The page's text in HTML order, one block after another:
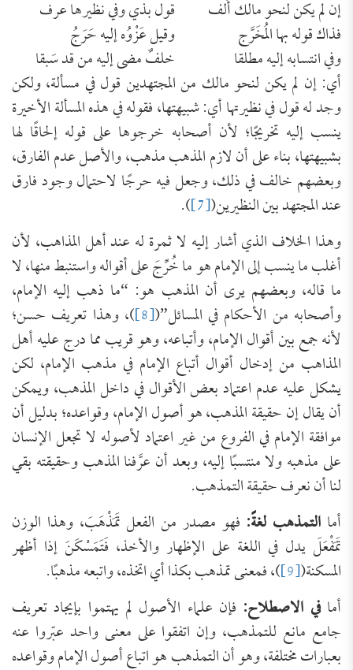
إن لم يكن لنحو مالك أُلف
قول بذي وفي نظيرها عرف
فذاك قوله بها المُخَرَّج وقيل عَزْوُه إليه حَرَجُ
وفي انتسابه إليه مطلقا خلفٌ مضى إليه من قد سَبقا
أي: إن لم يكن لنحو مالك من المجتهدين قول في مسألة، ولكن
وجد له قول في نظيرتها أي: شبيهتها، فقوله في هذه المسألة الأخيرة
ينسب إليه تخريجًا؛ لأن أصحابه خرجوها على قوله إلحاقًا لها
بشبيهتها، بناء على أن لازم المذهب مذهب، والأصل عدم الفارق،
وبعضهم خالف في ذلك، وجعل فيه حرجًا لاحتمال وجود فارق
عند المجتهد بين النظيرين([7]
).
وهذا الخلاف الذي أشار إليه لا ثمرة له عند أهل المذاهب، لأن
أغلب ما ينسب إلى الإمام هو ما خُرِّجَ على أقواله واستنبط منها، لا
ما قاله، وبعضهم يرى أن المذهب هو: “ما ذهب إليه الإمام،
وأصحابه من الأحكام في المسائل”([8] )، وهذا تعريف حسن؛
لأنه جمع بين أقوال الإمام، وأتباعه، وهو قريب مما درج عليه أهل
المذاهب من إدخال أقوال أتباع الإمام في مذهب الإمام، لكن
يشكل عليه عدم اعتماد بعض الأقوال في داخل المذهب، ويمكن
أن يقال إن حقيقة المذهب، هو أصول الإمام، وقواعده؛ بدليل أن
موافقة الإمام في الفروع من غير اعتماد لأصوله لا تجعل الإنسان
على مذهبه ولا منتسبًا إليه، وبعد أن عرَّفنا المذهب وحقيقته بقي
لنا أن نعرف حقيقة التمذهب.
أما التمذهب لغةً: فهو مصدر من الفعل تَمَذْهَبَ، وهذا الوزن
تَمَفْعَلَ يدل في اللغة على الإظهار والأخذ، فَتَمَسْكَنَ إذا أظهر
المسكنة([9] )، فمعنى تمذهب بكذا أي اتخذه، واتبعه مذهبًا.
أمافي الاصطلاح: فإن علماء الأصول لم يهتموا بإيجاد تعريف
جامع مانع للتمذهب، وإن اتفقوا على معنى واحد عبّروا عنه
بعبارات مختلفة، وهو أن التمذهب هو اتباع أصول الإمام وقواعده